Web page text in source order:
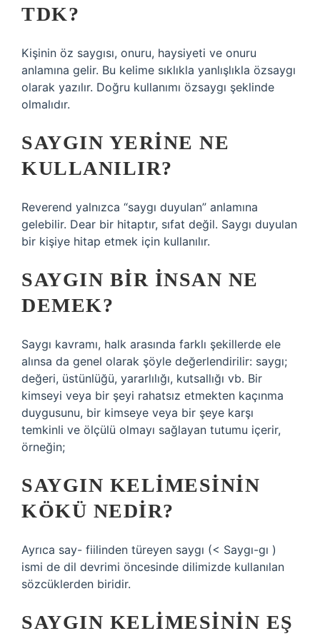
TDK?
Kişinin öz saygısı, onuru, haysiyeti ve onuru
anlamına gelir. Bu kelime sıklıkla yanlışlıkla özsaygı
olarak yazılır. Doğru kullanımı özsaygı şeklinde
olmalıdır.
SAYGIN YERINE NE
KULLANILIR?
Reverend yalnızca “saygı duyulan” anlamına
gelebilir. Dear bir hitaptır, sıfat değil. Saygı duyulan
bir kişiye hitap etmek için kullanılır.
SAYGIN BIR INSAN NE
DEMEK?
Saygı kavramı, halk arasında farklı şekillerde ele
alınsa da genel olarak şöyle değerlendirilir: saygı;
değeri, üstünlüğü, yararlılığı, kutsallığı vb. Bir
kimseyi veya bir şeyi rahatsız etmekten kaçınma
duygusunu, bir kimseye veya bir şeye karşı
temkinli ve ölçülü olmayı sağlayan tutumu içerir,
örneğin;
SAYGIN KELIMESININ
KÖKÜ NEDIR?
Ayrıca say- fiilinden türeyen saygı (< Saygı-gı )
ismi de dil devrimi öncesinde dilimizde kullanılan
sözcüklerden biridir.
SAYGIN KELIMESININ EŞ